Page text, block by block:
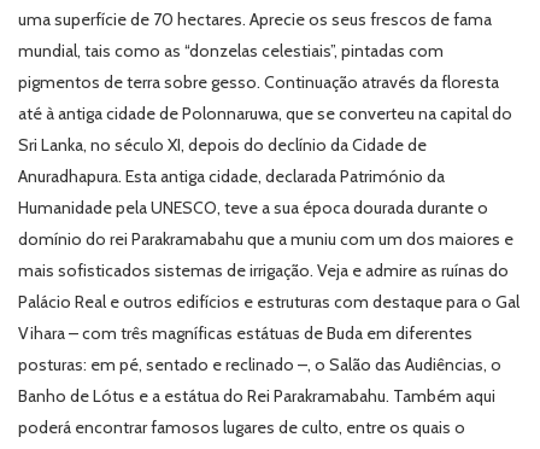
uma superfície de 70 hectares. Aprecie os seus frescos de fama
mundial, tais como as “donzelas celestiais”, pintadas com
pigmentos de terra sobre gesso. Continuação através da floresta
até à antiga cidade de Polonnaruwa, que se converteu na capital do
Sri Lanka, no século XI, depois do declínio da Cidade de
Anuradhapura. Esta antiga cidade, declarada Património da
Humanidade pela UNESCO, teve a sua época dourada durante o
domínio do rei Parakramabahu que a muniu com um dos maiores e
mais sofisticados sistemas de irrigação. Veja e admire as ruínas do
Palácio Real e outros edifícios e estruturas com destaque para o Gal
Vihara – com três magníficas estátuas de Buda em diferentes
posturas: em pé, sentado e reclinado –, o Salão das Audiências, o
Banho de Lótus e a estátua do Rei Parakramabahu. Também aqui
poderá encontrar famosos lugares de culto, entre os quais o